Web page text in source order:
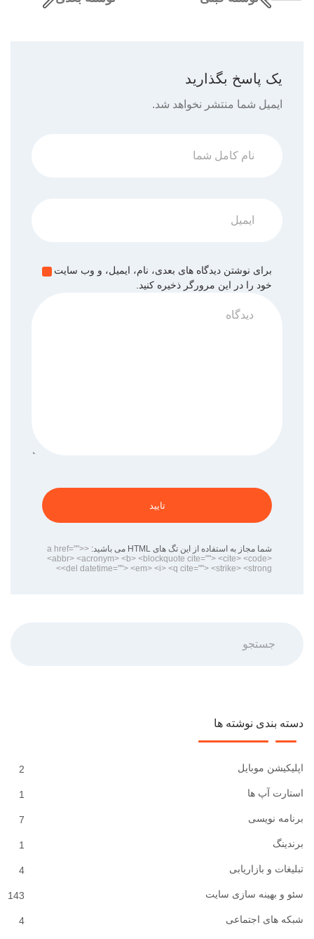
یک پاسخ بگذارید
ایمیل شما منتشر نخواهد شد.
برای نوشتن دیدگاه های بعدی، نام، ایمیل، و وب سایت
خود را در این مرورگر ذخیره کنید.
تایید
شما مجاز به استفاده از این تگ های HTML می باشید:
<a href="">
<abbr> <acronym> <b> <blockquote cite=""> <cite> <code>
<del datetime=""> <em> <i> <q cite=""> <strike> <strong>
دسته بندی نوشته ها
2 اپلیکیشن موبایل
1 استارت آپ ها
7 برنامه نویسی
1 برندینگ
4 تبلیغات و بازاریابی
143 سئو و بهینه سازی سایت
4 شبکه های اجتماعی